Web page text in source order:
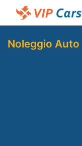
Noleggio Auto